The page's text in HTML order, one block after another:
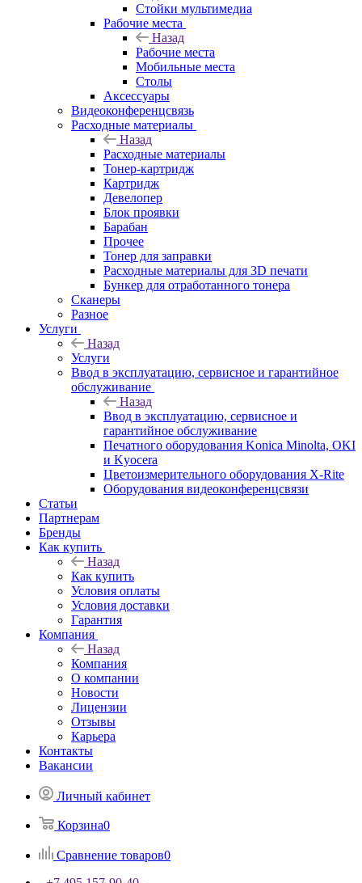
Стойки мультимедиа
Рабочие места
Назад
Рабочие места
Мобильные места
Столы
Аксессуары
Видеоконференцсвязь
Расходные материалы
Назад
Расходные материалы
Тонер-картридж
Картридж
Девелопер
Блок проявки
Барабан
Прочее
Тонер для заправки
Расходные материалы для 3D печати
Бункер для отработанного тонера
Сканеры
Разное
Услуги
Назад
Услуги
Ввод в эксплуатацию, сервисное и гарантийное
обслуживание
Назад
Ввод в эксплуатацию, сервисное и
гарантийное обслуживание
Печатного оборудования Konica Minolta, OKI
и Kyocera
Цветоизмерительного оборудования X-Rite
Оборудования видеоконференцсвязи
Статьи
Партнерам
Бренды
Как купить
Назад
Как купить
Условия оплаты
Условия доставки
Гарантия
Компания
Назад
Компания
О компании
Новости
Лицензии
Отзывы
Карьера
Контакты
Вакансии
Личный кабинет
Корзина0
Сравнение товаров0